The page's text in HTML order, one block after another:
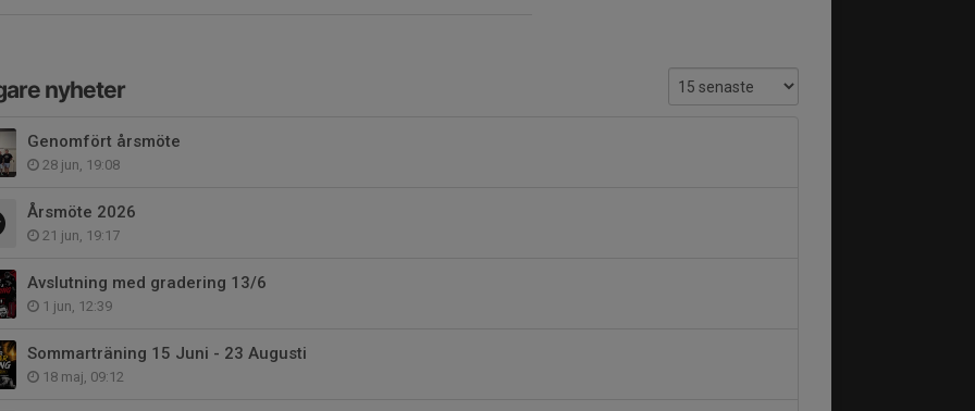
nyheter
Genomfört årsmöte
28 jun, 19:08
Årsmöte 2026
21 jun, 19:17
Avslutning med gradering 13/6
1 jun, 12:39
Sommarträning 15 Juni - 23 Augusti
18 maj, 09:12